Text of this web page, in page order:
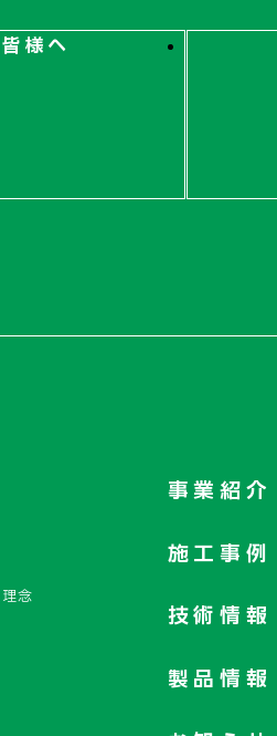
様へ
念
事業紹介
施工事例
技術情報
製品情報